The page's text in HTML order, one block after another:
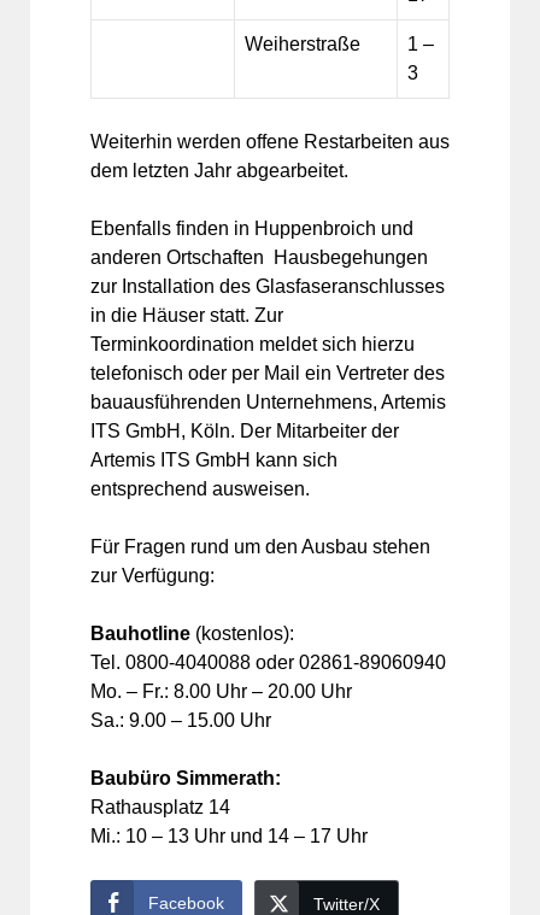
Weiherstraße
1 –
3
Weiterhin werden offene Restarbeiten aus
dem letzten Jahr abgearbeitet.
Ebenfalls finden in Huppenbroich und
anderen Ortschaften Hausbegehungen
zur Installation des Glasfaseranschlusses
in die Häuser statt. Zur
Terminkoordination meldet sich hierzu
telefonisch oder per Mail ein Vertreter des
bauausführenden Unternehmens, Artemis
ITS GmbH, Köln. Der Mitarbeiter der
Artemis ITS GmbH kann sich
entsprechend ausweisen.
Für Fragen rund um den Ausbau stehen
zur Verfügung:
Bauhotline (kostenlos):
Tel. 0800-4040088 oder 02861-89060940
Mo. – Fr.: 8.00 Uhr – 20.00 Uhr
Sa.: 9.00 – 15.00 Uhr
Baubüro Simmerath:
Rathausplatz 14
Mi.: 10 – 13 Uhr und 14 – 17 Uhr
Facebook Twitter/X